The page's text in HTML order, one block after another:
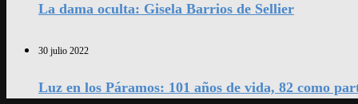
La dama oculta: Gisela Barrios de Sellier
30 julio 2022
Luz en los Páramos: 101 años de vida, 82 como